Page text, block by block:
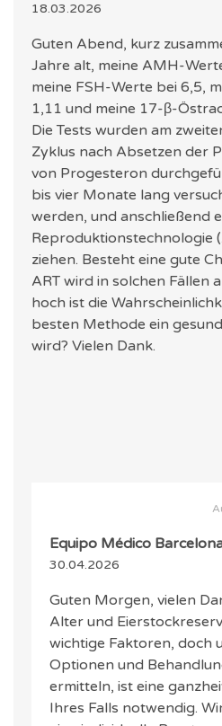
18.03.2026
Guten Abend, kurz
Jahre alt, meine AMH-
meine FSH-Werte bei 6,5,
1,11 und meine 17-β-
Die Tests wurden am
Zyklus nach Absetzen der
von Progesteron
bis vier Monate lang
werden, und anschließend
Reproduktionstechnologie
ziehen. Besteht eine gute
ART wird in solchen Fällen
hoch ist die
besten Methode ein
wird? Vielen Dank.
Equipo Médico
30.04.2026
Guten Morgen, vielen
Alter und
wichtige Faktoren, doch
Optionen und
ermitteln, ist eine
Ihres Falls notwendig.